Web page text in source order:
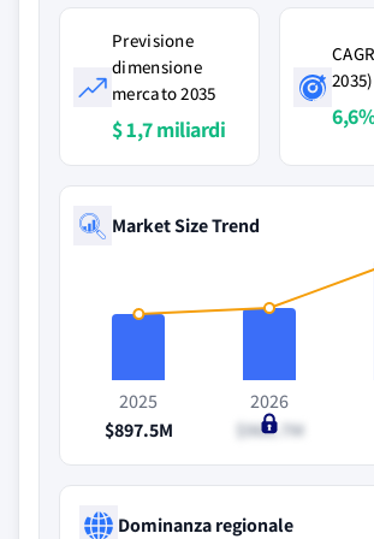
Previsione
dimensione
mercato 2035
$ 1,7 miliardi
2035)
6,6%
Market Size Trend
2025
$897.5M
2026
$966.7M
Dominanza regionale